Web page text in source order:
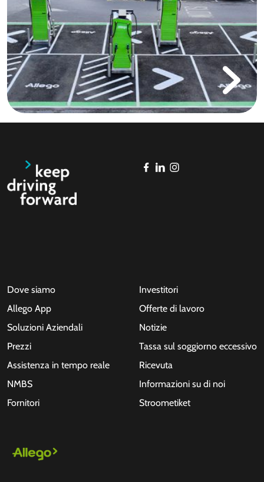
Dove siamo
Allego App
Soluzioni Aziendali
Prezzi
Assistenza in tempo reale
NMBS
Fornitori
Investitori
Offerte di lavoro
Notizie
Tassa sul soggiorno eccessivo
Ricevuta
Informazioni su di noi
Stroometiket